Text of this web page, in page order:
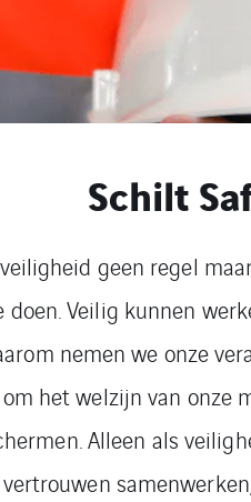
Schilt
geen regel
doen. Veilig kunnen
nemen we onze
het welzijn van onze
Alleen als
vertrouwen